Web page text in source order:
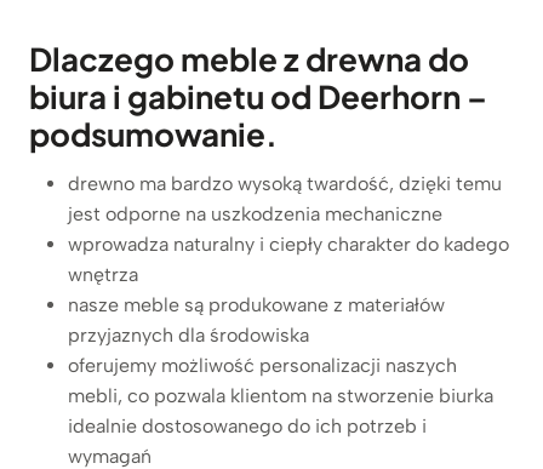
y
b
i
o
w
e
z
o
n
t
i
k
i
s
u
w
Dlaczego meble z drewna do
biura i gabinetu od Deerhorn –
podsumowanie.
drewno ma bardzo wysoką twardość, dzięki temu
jest odporne na uszkodzenia mechaniczne
wprowadza naturalny i ciepły charakter do kadego
wnętrza
nasze meble są produkowane z materiałów
przyjaznych dla środowiska
oferujemy możliwość personalizacji naszych
mebli, co pozwala klientom na stworzenie biurka
idealnie dostosowanego do ich potrzeb i
wymagań